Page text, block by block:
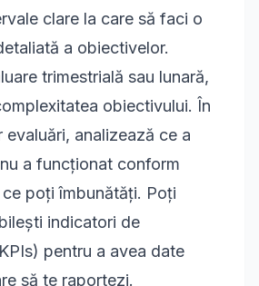
clare la care să faci o
a obiectivelor.
trimestrială sau lunară,
obiectivului. În
evaluări, analizează ce a
a funcționat conform
poți îmbunătăți. Poți
indicatori de
pentru a avea date
să te raportezi.